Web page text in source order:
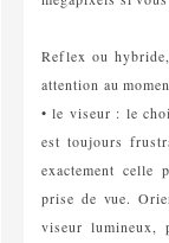
Reflex ou
attention au
• le viseur : le
est toujours
exactement celle
prise de vue.
viseur lumineux,